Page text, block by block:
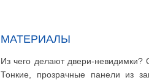
МАТЕРИАЛЫ
Из чего делают двери-невидимки?
Тонкие, прозрачные панели из